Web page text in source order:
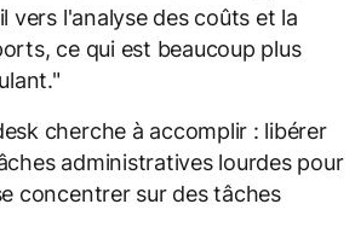
vers l'analyse des coûts et la
ce qui est beaucoup plus
cherche à accomplir : libérer
administratives lourdes pour
concentrer sur des tâches